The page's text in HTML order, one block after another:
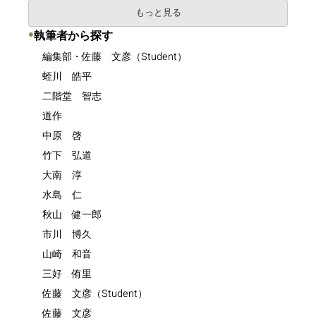
もっと見る
●執筆者から探す
編集部・佐藤 文彦（Student）
蛭川 皓平
二階堂 智志
道作
中原 啓
竹下 弘道
大南 淳
水島 仁
秋山 健一郎
市川 博久
山崎 和音
三好 侑里
佐藤 文彦（Student）
佐藤 文彦